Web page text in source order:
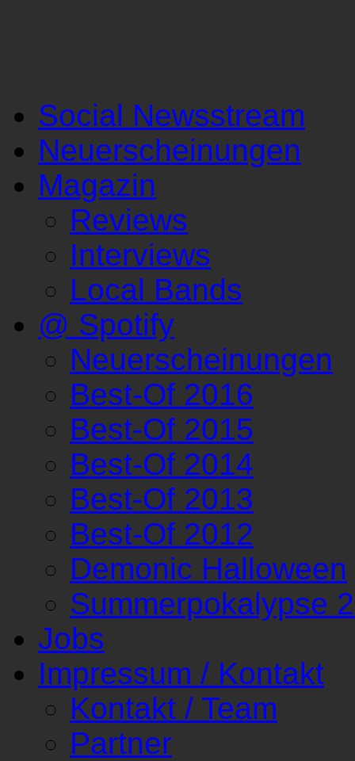
Social Newsstream
Neuerscheinungen
Magazin
Reviews
Interviews
Local Bands
@ Spotify
Neuerscheinungen
Best-Of 2016
Best-Of 2015
Best-Of 2014
Best-Of 2013
Best-Of 2012
Demonic Halloween
Summerpokalypse
Jobs
Impressum / Kontakt
Kontakt / Team
Partner